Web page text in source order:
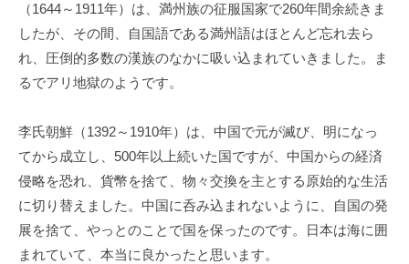
（1644～1911年）は、満州族の征服国家で260年間余続きま
したが、その間、自国語である満州語はほとんど忘れ去ら
れ、圧倒的多数の漢族のなかに吸い込まれていきました。ま
るでアリ地獄のようです。
李氏朝鮮（1392～1910年）は、中国で元が滅び、明になっ
てから成立し、500年以上続いた国ですが、中国からの経済
侵略を恐れ、貨幣を捨て、物々交換を主とする原始的な生活
に切り替えました。中国に呑み込まれないように、自国の発
展を捨て、やっとのことで国を保ったのです。日本は海に囲
まれていて、本当に良かったと思います。